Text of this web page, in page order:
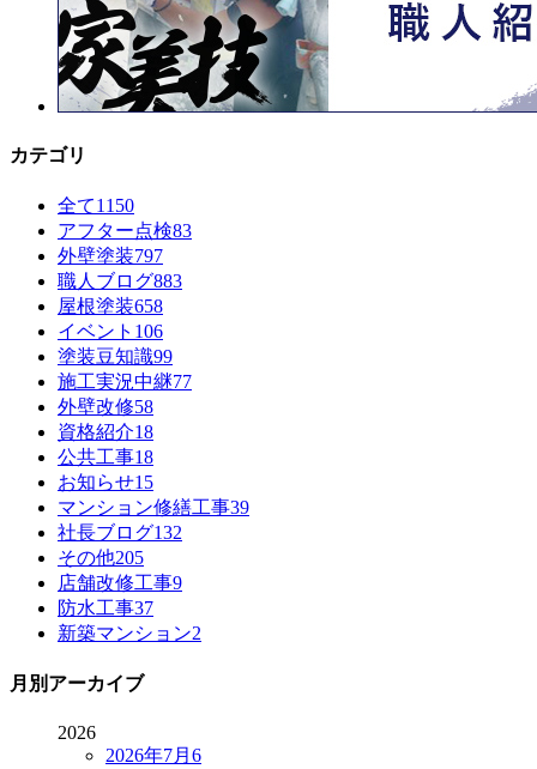
カテゴリ
全て1150
アフター点検83
外壁塗装797
職人ブログ883
屋根塗装658
イベント 106
塗装豆知識99
施工実況中継77
外壁改修58
資格紹介18
公共工事18
お知らせ15
マンション修繕工事39
社長ブログ132
その他205
店舗改修工事9
防水工事37
新築マンション2
月別アーカイブ
2026
2026年7月 6